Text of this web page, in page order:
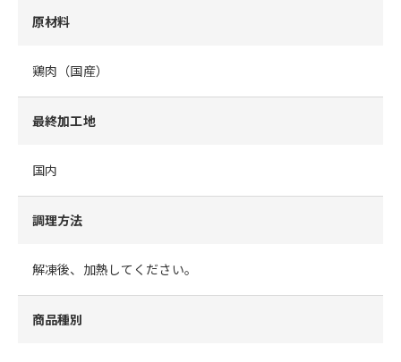
原材料
鶏肉（国産）
最終加工地
国内
調理方法
解凍後、加熱してください。
商品種別